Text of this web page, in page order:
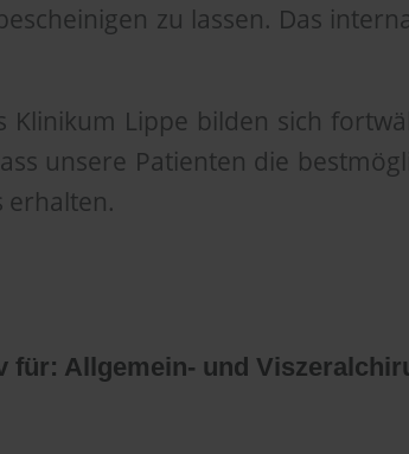
zu lassen. Das
Klinikum Lippe bilden sich
unsere Patienten die
erhalten.
für: Allgemein- und